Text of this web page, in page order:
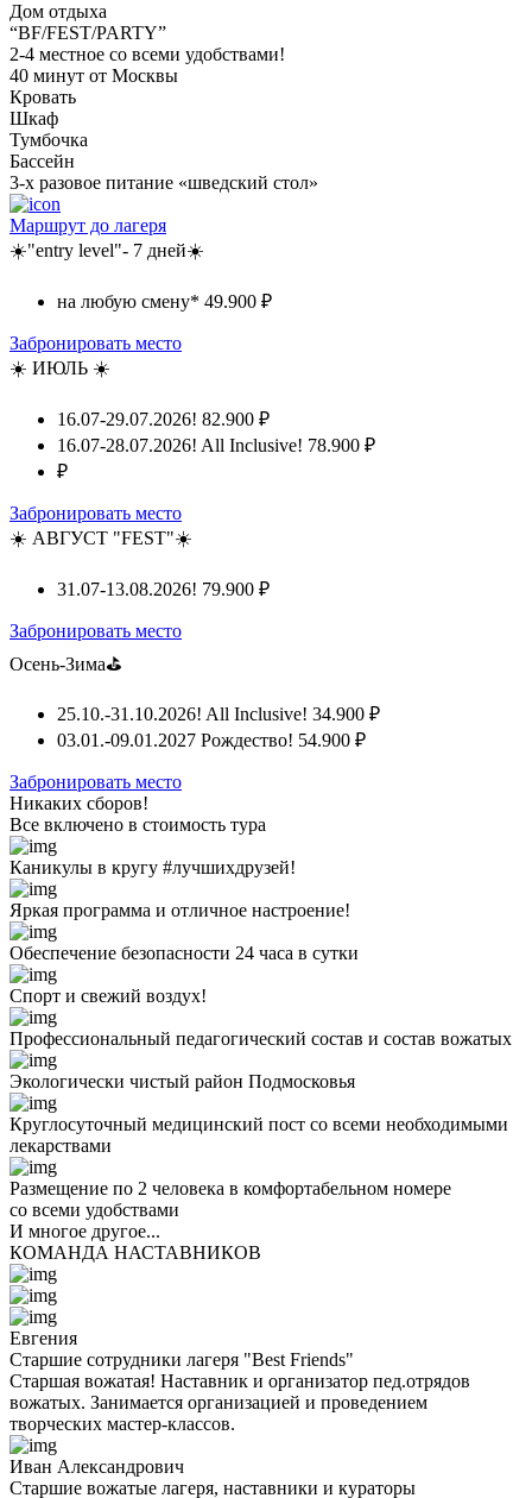
Дом отдыха
“BF/FEST/PARTY”
2-4 местное со всеми удобствами!
40 минут от Москвы
Кровать
Шкаф
Тумбочка
Бассейн
3-х разовое питание «шведский стол»
Маршрут до лагеря
☀️"entry level"- 7 дней☀️
на любую смену* 49.900 ₽
Забронировать место
☀️ ИЮЛЬ ☀️
16.07-29.07.2026! 82.900 ₽
16.07-28.07.2026! All Inclusive! 78.900 ₽
₽
Забронировать место
☀️ АВГУСТ "FEST"☀️
31.07-13.08.2026! 79.900 ₽
Забронировать место
Осень-Зима⛳
25.10.-31.10.2026! All Inclusive! 34.900 ₽
03.01.-09.01.2027 Рождество! 54.900 ₽
Забронировать место
Никаких сборов!
Все включено в стоимость тура
Каникулы в кругу #лучшихдрузей!
Яркая программа и отличное настроение!
Обеспечение безопасности 24 часа в сутки
Спорт и свежий воздух!
Профессиональный педагогический состав и состав вожатых
Экологически чистый район Подмосковья
Круглосуточный медицинский пост со всеми необходимыми
лекарствами
Размещение по 2 человека в комфортабельном номере
со всеми удобствами
И многое другое...
КОМАНДА НАСТАВНИКОВ
Евгения
Старшие сотрудники лагеря "Best Friends"
Старшая вожатая! Наставник и организатор пед.отрядов
вожатых. Занимается организацией и проведением
творческих мастер-классов.
Иван Александрович
Старшие вожатые лагеря, наставники и кураторы